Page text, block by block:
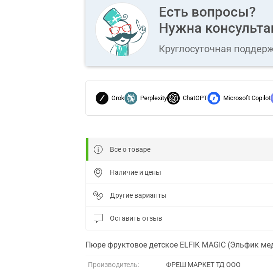
Есть вопросы?
Нужна
Круглосуточная
Grok Perplexity ChatGPT Microsoft Copilot
Все о товаре
Наличие и цены
Другие варианты
Оставить отзыв
Пюре фруктовое детское ELFIK MAGIC (Эльфик
Производитель: ФРЕШ МАРКЕТ ТД ООО